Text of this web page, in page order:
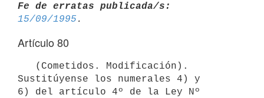
Fe de erratas publicada/s:
15/09/1995
Artículo 80
Sustitúyense los numerales 4) y
6) del artículo 4º de la Ley Nº